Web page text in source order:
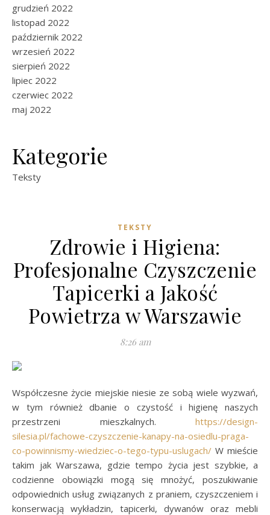
grudzień 2022
listopad 2022
październik 2022
wrzesień 2022
sierpień 2022
lipiec 2022
czerwiec 2022
maj 2022
Kategorie
Teksty
TEKSTY
Zdrowie i Higiena:
Profesjonalne Czyszczenie
Tapicerki a Jakość
Powietrza w Warszawie
8:26 am
Współczesne życie miejskie niesie ze sobą wiele wyzwań,
w tym również dbanie o czystość i higienę naszych
przestrzeni mieszkalnych. https://design-
silesia.pl/fachowe-czyszczenie-kanapy-na-osiedlu-praga-
co-powinnismy-wiedziec-o-tego-typu-uslugach/ W mieście
takim jak Warszawa, gdzie tempo życia jest szybkie, a
codzienne obowiązki mogą się mnożyć, poszukiwanie
odpowiednich usług związanych z praniem, czyszczeniem i
konserwacją wykładzin, tapicerki, dywanów oraz mebli